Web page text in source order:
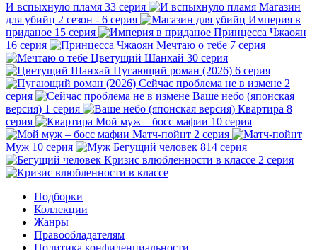
И вспыхнуло пламя 33 серия
Магазин
для убийц 2 сезон - 6 серия
Империя в
приданое 15 серия
Принцесса Чжаоян
16 серия
Мечтаю о тебе 7 серия
Цветущий Шанхай 30 серия
Пугающий роман (2026) 6 серия
Сейчас проблема не в измене 2
серия
Ваше небо (японская
версия) 1 серия Квартира 8
серия
Мой муж – босс мафии 10 серия
Матч-пойнт 2 серия
Муж 10 серия Бегущий человек 814 серия
Кризис влюбленности в классе 2 серия
Подборки
Коллекции
Жанры
Правообладателям